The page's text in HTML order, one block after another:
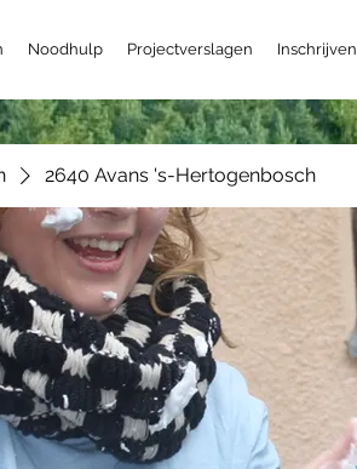
Noodhulp Projectverslagen Inschrijven
2640 Avans 's-Hertogenbosch